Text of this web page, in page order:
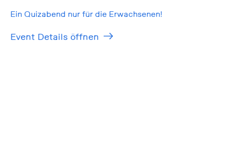
Ein Quizabend nur für die Erwachsenen!
Event Details öffnen